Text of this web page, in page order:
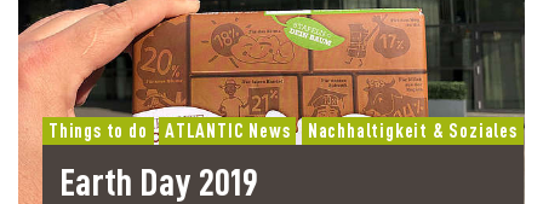
Things to do ATLANTIC News Nachhaltigkeit & Soziales
Earth Day 2019